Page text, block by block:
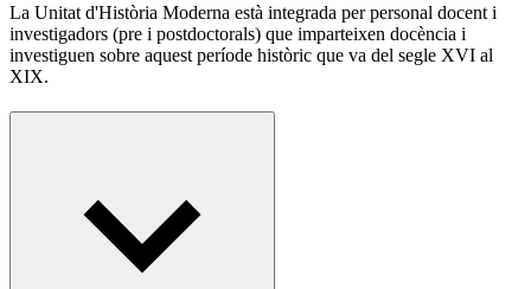
La Unitat d'Història Moderna està integrada per personal docent i
investigadors (pre i postdoctorals) que imparteixen docència i
investiguen sobre aquest període històric que va del segle XVI al
XIX.